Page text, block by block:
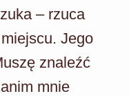
– rzuca
Jego
znaleźć
mnie